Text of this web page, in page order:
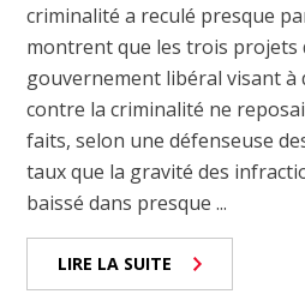
criminalité a reculé presque
montrent que les trois projets
gouvernement libéral visant à
contre la criminalité ne
faits, selon une défenseuse
taux que la gravité des
baissé dans presque ...
LIRE LA SUITE